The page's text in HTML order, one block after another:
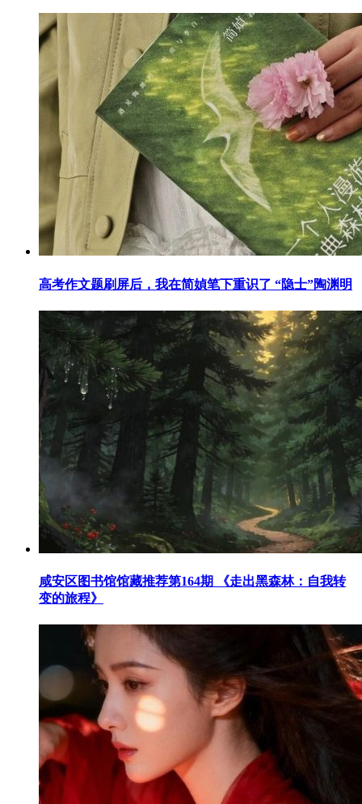
高考作文题刷屏后，我在简媜笔下重识了 “隐士”陶渊明
咸安区图书馆馆藏推荐第164期 《走出黑森林：自我转
变的旅程》